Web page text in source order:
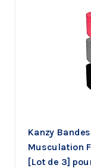
Kanzy
Musculation
[Lot de 3]